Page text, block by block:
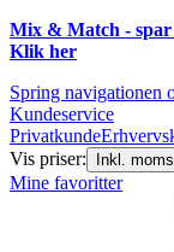
Mix & Match - spar
Klik her
Spring navigationen
Kundeservice
Privatkunde
Vis priser:
Inkl. moms
Mine favoritter